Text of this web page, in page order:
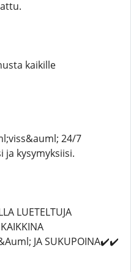
kaikille
24/7
ja kysymyksiisi.
LUETELTUJA
JA SUKUPOINA✔️✔️